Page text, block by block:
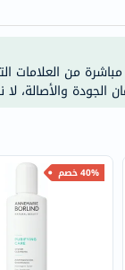
من العلامات
الجودة والأصالة،
40% خصم